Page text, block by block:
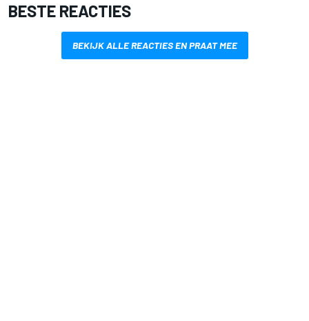
BESTE REACTIES
BEKIJK ALLE REACTIES EN PRAAT MEE